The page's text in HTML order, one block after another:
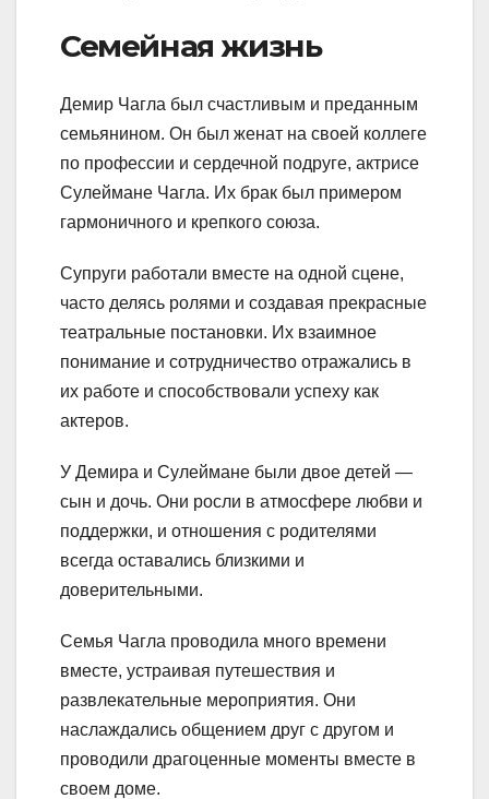
Семейная жизнь
Демир Чагла был счастливым и преданным
семьянином. Он был женат на своей коллеге
по профессии и сердечной подруге, актрисе
Сулеймане Чагла. Их брак был примером
гармоничного и крепкого союза.
Супруги работали вместе на одной сцене,
часто делясь ролями и создавая прекрасные
театральные постановки. Их взаимное
понимание и сотрудничество отражались в
их работе и способствовали успеху как
актеров.
У Демира и Сулеймане были двое детей —
сын и дочь. Они росли в атмосфере любви и
поддержки, и отношения с родителями
всегда оставались близкими и
доверительными.
Семья Чагла проводила много времени
вместе, устраивая путешествия и
развлекательные мероприятия. Они
наслаждались общением друг с другом и
проводили драгоценные моменты вместе в
своем доме.